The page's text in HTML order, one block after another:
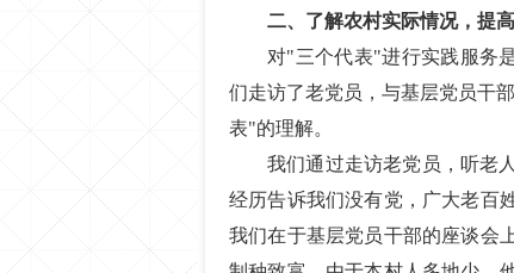
二、了解农村实际情况，提高
对"三个代表"进行实践服务
们走访了老党员，与基层党员干
表"的理解。
我们通过走访老党员，听老
经历告诉我们没有党，广大老百
我们在于基层党员干部的座谈会